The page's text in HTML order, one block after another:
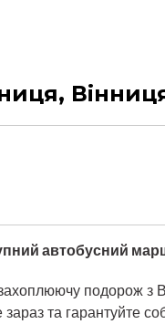
автобусний
подорож
та гарантуйте